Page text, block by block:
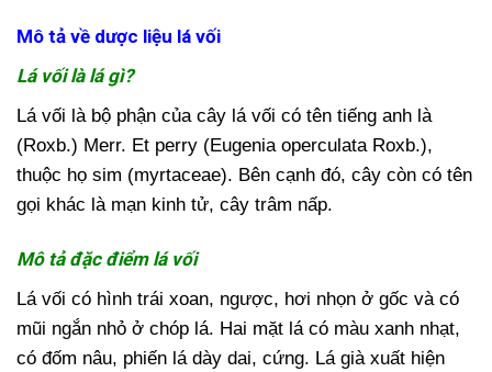
Mô tả về dược liệu lá vối
Lá vối là lá gì?
Lá vối là bộ phận của cây lá vối có tên tiếng anh là
(Roxb.) Merr. Et perry (Eugenia operculata Roxb.),
thuộc họ sim (myrtaceae). Bên cạnh đó, cây còn có tên
gọi khác là mạn kinh tử, cây trâm nấp.
Mô tả đặc điểm lá vối
Lá vối có hình trái xoan, ngược, hơi nhọn ở gốc và có
mũi ngắn nhỏ ở chóp lá. Hai mặt lá có màu xanh nhạt,
có đốm nâu, phiến lá dày dai, cứng. Lá già xuất hiện